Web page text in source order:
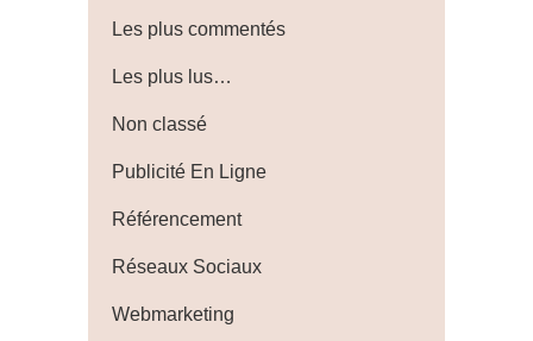
Les plus commentés
Les plus lus…
Non classé
Publicité En Ligne
Référencement
Réseaux Sociaux
Webmarketing